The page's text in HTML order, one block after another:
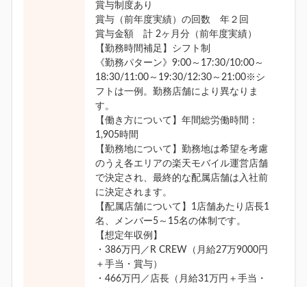
賞与制度あり
賞与（前年度実績）の回数 年２回
賞与金額 計 2ヶ月分（前年度実績）
【勤務時間補足】シフト制
《勤務パターン》9:00～17:30/10:00～
18:30/11:00～19:30/12:30～21:00※シ
フトは一例。勤務店舗により異なりま
す。
【働き方について】年間総労働時間：
1,905時間
【勤務地について】勤務地は希望を考慮
のうえ各エリアの楽天モバイル運営店舗
で決定され、最終的な配属店舗は入社前
に決定されます。
【配属店舗について】1店舗あたり店長1
名、メンバー5～15名の体制です。
【想定年収例】
・386万円／R CREW（月給27万9000円
＋手当・賞与）
・466万円／店長（月給31万円＋手当・